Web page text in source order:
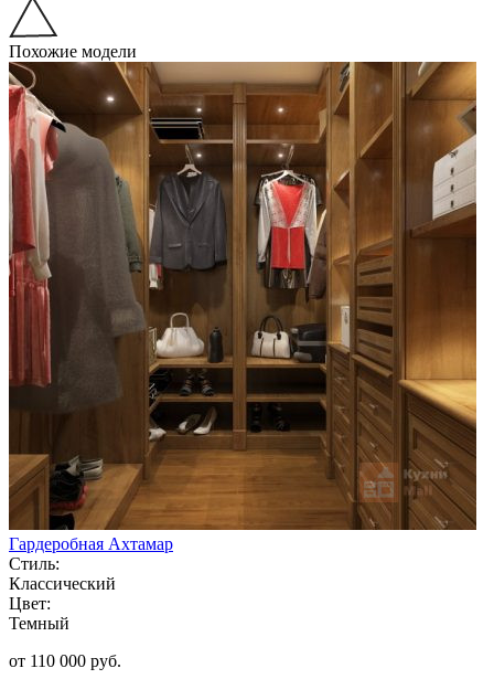
Похожие модели
Гардеробная Ахтамар
Стиль:
Классический
Цвет:
Темный
от 110 000 руб.